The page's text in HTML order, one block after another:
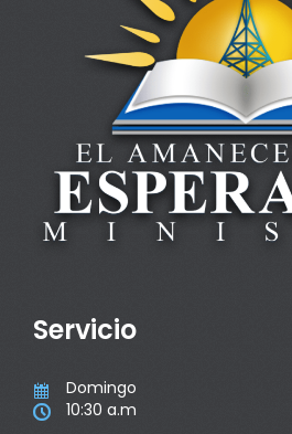
Servicio
 Domingo
 10:30 a.m